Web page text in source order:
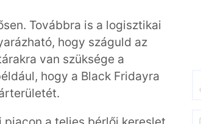
Továbbra is a logisztikai
hogy száguld az
van szüksége a
hogy a Black Fridayra